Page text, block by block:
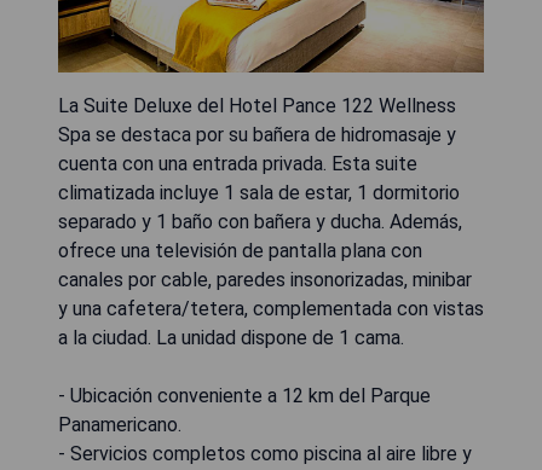
La Suite Deluxe del Hotel Pance 122 Wellness
Spa se destaca por su bañera de hidromasaje y
cuenta con una entrada privada. Esta suite
climatizada incluye 1 sala de estar, 1 dormitorio
separado y 1 baño con bañera y ducha. Además,
ofrece una televisión de pantalla plana con
canales por cable, paredes insonorizadas, minibar
y una cafetera/tetera, complementada con vistas
a la ciudad. La unidad dispone de 1 cama.
- Ubicación conveniente a 12 km del Parque
Panamericano.
- Servicios completos como piscina al aire libre y